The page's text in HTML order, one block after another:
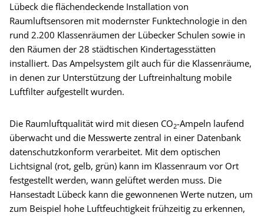
Lübeck die flächendeckende Installation von
Raumluftsensoren mit modernster Funktechnologie in den
rund 2.200 Klassenräumen der Lübecker Schulen sowie in
den Räumen der 28 städtischen Kindertagesstätten
installiert. Das Ampelsystem gilt auch für die Klassenräume,
in denen zur Unterstützung der Luftreinhaltung mobile
Luftfilter aufgestellt wurden.
Die Raumluftqualität wird mit diesen CO2-Ampeln laufend
überwacht und die Messwerte zentral in einer Datenbank
datenschutzkonform verarbeitet. Mit dem optischen
Lichtsignal (rot, gelb, grün) kann im Klassenraum vor Ort
festgestellt werden, wann gelüftet werden muss. Die
Hansestadt Lübeck kann die gewonnenen Werte nutzen, um
zum Beispiel hohe Luftfeuchtigkeit frühzeitig zu erkennen,